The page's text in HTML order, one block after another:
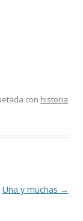
con historia
Una y muchas →